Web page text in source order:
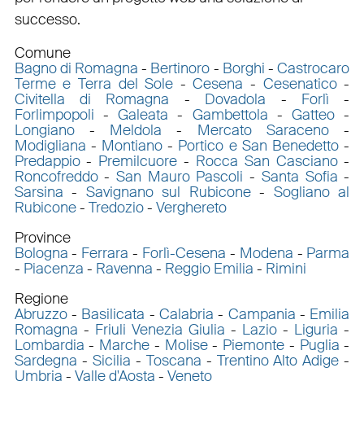
successo.
Comune
Bagno di Romagna - Bertinoro - Borghi -Castrocaro
Terme e Terra del Sole -Cesena - Cesenatico-
Civitella di Romagna - Dovadola - Forlì -
Forlimpopoli -Galeata - Gambettola -Gatteo -
Longiano- Meldola - Mercato Saraceno -
Modigliana - Montiano - Portico e San Benedetto -
Predappio- Premilcuore - Rocca San Casciano-
Roncofreddo-San Mauro Pascoli - Santa Sofia -
Sarsina - Savignano sul Rubicone- Sogliano al
Rubicone- Tredozio- Verghereto
Province
Bologna - Ferrara - Forlì-Cesena - Modena - Parma
- Piacenza - Ravenna - Reggio Emilia - Rimini
Regione
Abruzzo- Basilicata - Calabria - Campania - Emilia
Romagna - Friuli Venezia Giulia - Lazio - Liguria -
Lombardia - Marche - Molise- Piemonte - Puglia -
Sardegna - Sicilia - Toscana - Trentino Alto Adige -
Umbria - Valle d'Aosta - Veneto